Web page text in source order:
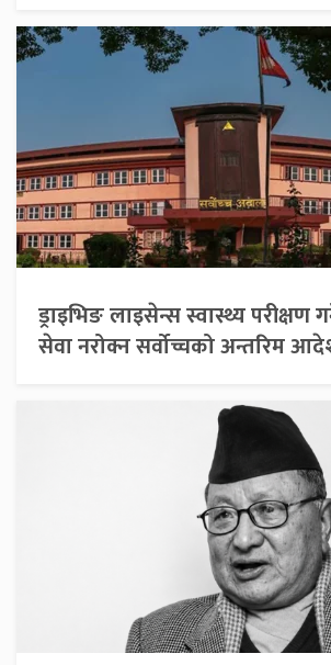
ड्राइभिङ लाइसेन्स स्वास्थ्य परीक्षण
सेवा नरोक्न सर्वोच्चको अन्तरिम